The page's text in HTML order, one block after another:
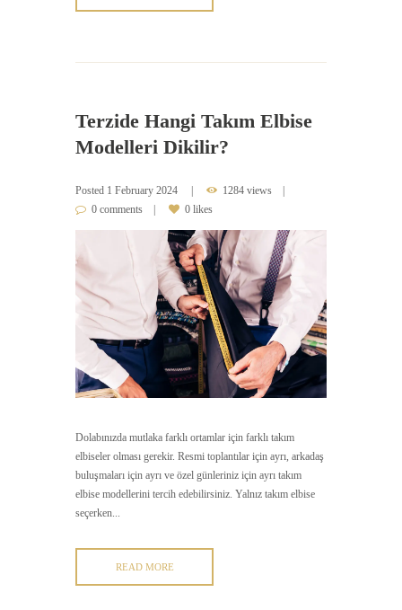
Terzide Hangi Takım Elbise
Modelleri Dikilir?
Posted 1 February 2024
1284 views
0 comments
0 likes
Dolabınızda mutlaka farklı ortamlar için farklı takım
elbiseler olması gerekir. Resmi toplantılar için ayrı, arkadaş
buluşmaları için ayrı ve özel günleriniz için ayrı takım
elbise modellerini tercih edebilirsiniz. Yalnız takım elbise
seçerken...
READ MORE